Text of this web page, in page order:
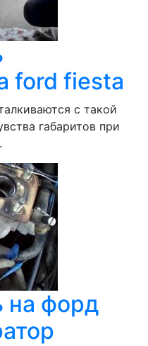
ford fiesta
с такой
габаритов при
на форд